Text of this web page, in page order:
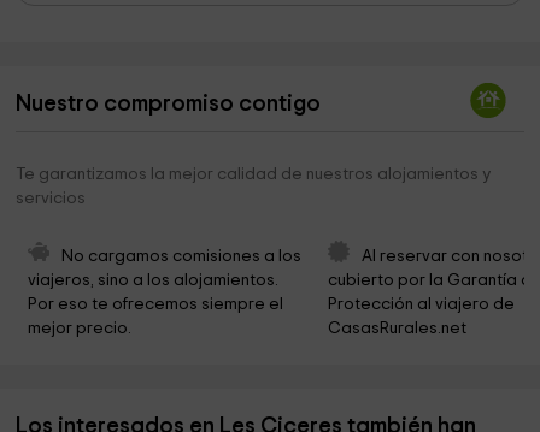
SAGRADA FAMILIA 2 2,3 km
Museo del campo
Iglesia de Santa Maria
Ayuntamiento de Vilabella
Molì del Mig 3,5 km
Ayuntamiento de Puigpelat 4,0 km
Nuestro compromiso contigo
Te garantizamos la mejor calidad de nuestros alojamientos y
servicios
No cargamos comisiones a los
viajeros, sino a los alojamientos.
Por eso te ofrecemos siempre el
mejor precio.
Al reservar con
cubierto por la Garantía
Protección al viajero de
CasasRurales.net
Los interesados en Les Ciceres también han